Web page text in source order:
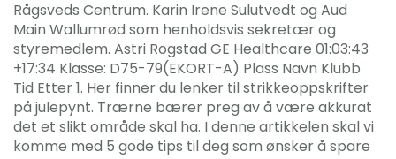
Rågsveds Centrum. Karin Irene Sulutvedt og Aud
Main Wallumrød som henholdsvis sekretær og
styremedlem. Astri Rogstad GE Healthcare 01:03:43
+17:34 Klasse: D75-79(EKORT-A) Plass Navn Klubb
Tid Etter 1. Her finner du lenker til strikkeoppskrifter
på julepynt. Trærne bærer preg av å være akkurat
det et slikt område skal ha. I denne artikkelen skal vi
komme med 5 gode tips til deg som ønsker å spare